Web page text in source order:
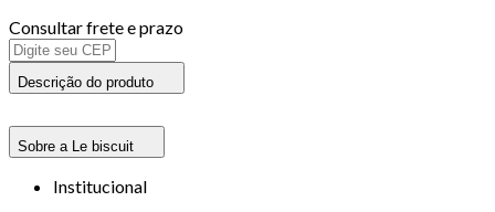
Consultar frete e prazo
Descrição do produto
Sobre a Le biscuit
Institucional